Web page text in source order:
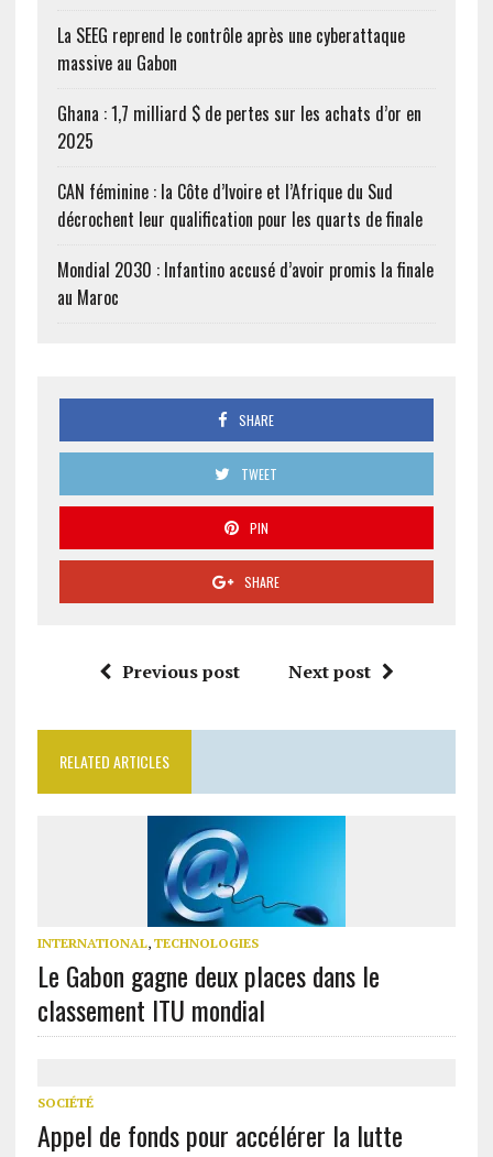
La SEEG reprend le contrôle après une cyberattaque
massive au Gabon
Ghana : 1,7 milliard $ de pertes sur les achats d’or en
2025
CAN féminine : la Côte d’Ivoire et l’Afrique du Sud
décrochent leur qualification pour les quarts de finale
Mondial 2030 : Infantino accusé d’avoir promis la finale
au Maroc
SHARE
TWEET
PIN
SHARE
Previous post Next post
RELATED ARTICLES
INTERNATIONAL, TECHNOLOGIES
Le Gabon gagne deux places dans le
classement ITU mondial
SOCIÉTÉ
Appel de fonds pour accélérer la lutte